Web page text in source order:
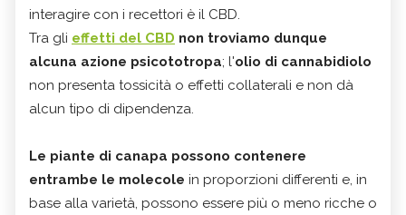
interagire con i recettori è il CBD.
Tra gli effetti del CBD non troviamo dunque
alcuna azione psicototropa; l'olio di cannabidiolo
non presenta tossicità o effetti collaterali e non dà
alcun tipo di dipendenza.
Le piante di canapa possono contenere
entrambe le molecole in proporzioni differenti e, in
base alla varietà, possono essere più o meno ricche o